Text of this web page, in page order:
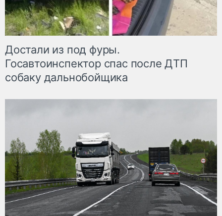
Достали из под фуры.
Госавтоинспектор спас после ДТП
собаку дальнобойщика